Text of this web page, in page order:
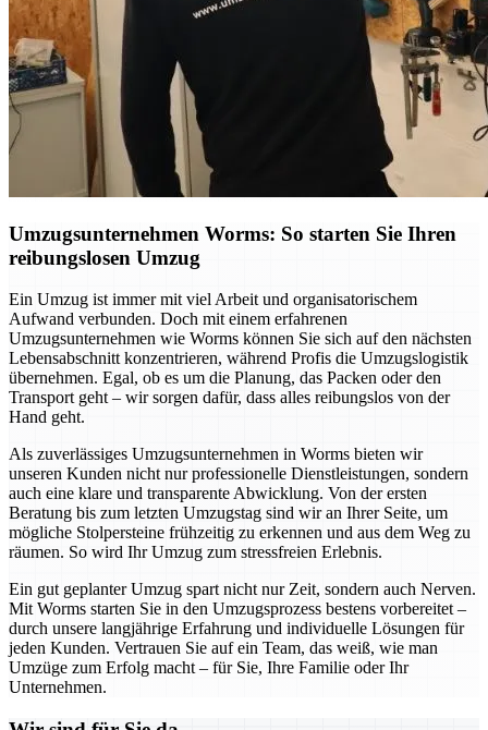
Umzugsunternehmen Worms: So starten Sie Ihren
reibungslosen Umzug
Ein Umzug ist immer mit viel Arbeit und organisatorischem
Aufwand verbunden. Doch mit einem erfahrenen
Umzugsunternehmen wie Worms können Sie sich auf den nächsten
Lebensabschnitt konzentrieren, während Profis die Umzugslogistik
übernehmen. Egal, ob es um die Planung, das Packen oder den
Transport geht – wir sorgen dafür, dass alles reibungslos von der
Hand geht.
Als zuverlässiges Umzugsunternehmen in Worms bieten wir
unseren Kunden nicht nur professionelle Dienstleistungen, sondern
auch eine klare und transparente Abwicklung. Von der ersten
Beratung bis zum letzten Umzugstag sind wir an Ihrer Seite, um
mögliche Stolpersteine frühzeitig zu erkennen und aus dem Weg zu
räumen. So wird Ihr Umzug zum stressfreien Erlebnis.
Ein gut geplanter Umzug spart nicht nur Zeit, sondern auch Nerven.
Mit Worms starten Sie in den Umzugsprozess bestens vorbereitet –
durch unsere langjährige Erfahrung und individuelle Lösungen für
jeden Kunden. Vertrauen Sie auf ein Team, das weiß, wie man
Umzüge zum Erfolg macht – für Sie, Ihre Familie oder Ihr
Unternehmen.